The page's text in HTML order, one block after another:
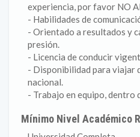
experiencia, por favor NO
- Habilidades de
- Orientado a resultados y
presión.
- Licencia de conducir
- Disponibilidad para
nacional.
- Trabajo en equipo, dentro
Mínimo Nivel Académico